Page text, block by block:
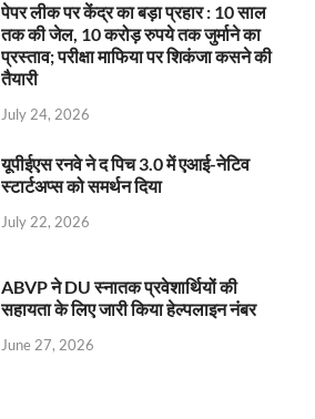
पेपर लीक पर केंद्र का बड़ा प्रहार : 10 साल
तक की जेल, 10 करोड़ रुपये तक जुर्माने का
प्रस्ताव; परीक्षा माफिया पर शिकंजा कसने की
तैयारी
July 24, 2026
यूपीईएस रनवे ने द पिच 3.0 में एआई-नेटिव
स्टार्टअप्स को समर्थन दिया
July 22, 2026
ABVP ने DU स्नातक प्रवेशार्थियों की
सहायता के लिए जारी किया हेल्पलाइन नंबर
June 27, 2026